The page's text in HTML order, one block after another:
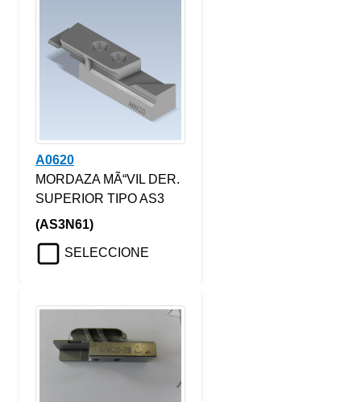
A0620
MORDAZA MÃ“VIL DER.
SUPERIOR TIPO AS3
(AS3N61)
SELECCIONE